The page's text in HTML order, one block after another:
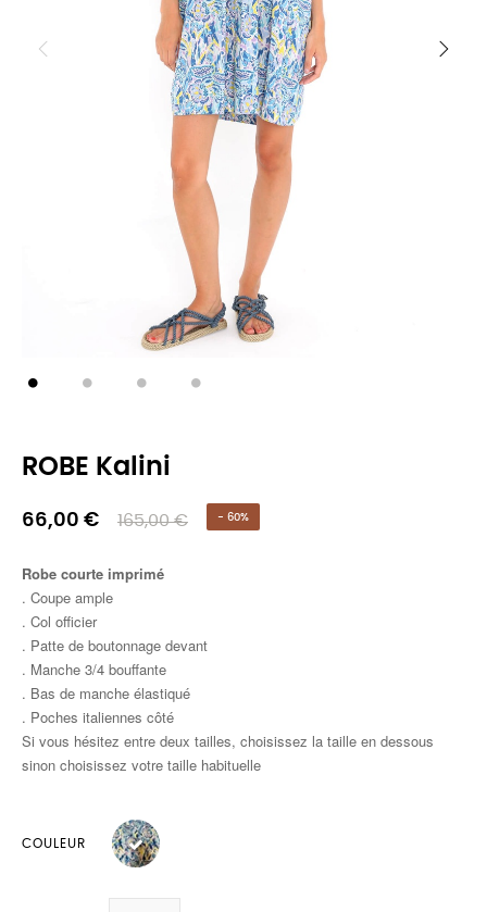
ROBE Kalini
66,00 € 165,00 € - 60%
Robe courte imprimé
. Coupe ample
. Col officier
. Patte de boutonnage devant
. Manche 3/4 bouffante
. Bas de manche élastiqué
. Poches italiennes côté
Si vous hésitez entre deux tailles, choisissez la taille en dessous
sinon choisissez votre taille habituelle
COULEUR